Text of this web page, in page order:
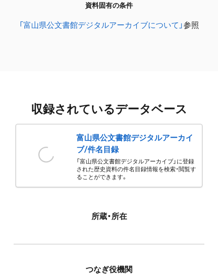
資料固有の条件
「富山県公文書館デジタルアーカイブについて」参照
収録されているデータベース
富山県公文書館デジタルアーカイ
ブ/件名目録
「富山県公文書館デジタルアーカイブ」に登録
された歴史資料の件名目録情報を検索・閲覧す
ることができます。
所蔵・所在
つなぎ役機関